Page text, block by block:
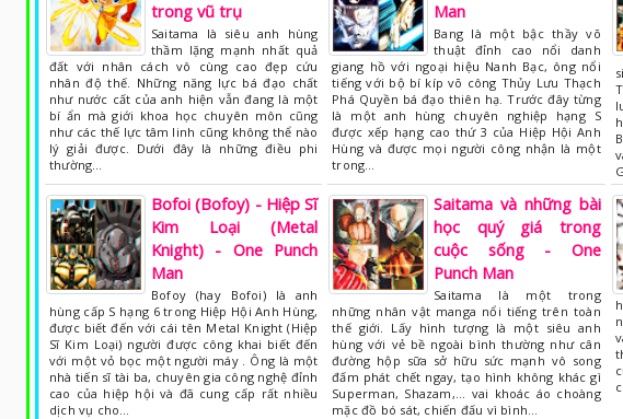
trong vũ trụ
Saitama là siêu anh hùng
thầm lặng mạnh nhất quả
đất với nhân cách vô cùng cao đẹp cứu
nhân độ thế. Những năng lực bá đạo chất
như nước cất của anh hiện vẫn đang là một
bí ẩn mà giới khoa học chuyên môn cũng
như các thế lực tâm linh cũng không thể nào
lý giải được. Dưới đây là những điều phi
thường…
Man
Bang là một bậc thầy võ
thuật đỉnh cao nổi danh
giang hồ với ngoại hiệu Nanh Bạc, ông nổi
tiếng với bộ bí kíp võ công Thủy Lưu Thạch
Phá Quyền bá đạo thiên hạ. Trước đây từng
là một anh hùng chuyên nghiệp hạng S
được xếp hạng cao thứ 3 của Hiệp Hội Anh
Hùng và được mọi người công nhận là một
trong…
Bofoi (Bofoy) - Hiệp Sĩ
Kim Loại (Metal
Knight) - One Punch
Man
Bofoy (hay Bofoi) là anh
hùng cấp S hạng 6 trong Hiệp Hội Anh Hùng,
được biết đến với cái tên Metal Knight (Hiệp
Sĩ Kim Loại) người được công khai biết đến
với một vỏ bọc một người máy . Ông là một
nhà tiến sĩ tài ba, chuyên gia công nghệ đỉnh
cao của hiệp hội và đã cung cấp rất nhiều
dịch vụ cho…
Saitama và những bài
học quý giá trong
cuộc sống - One
Punch Man
Saitama là một trong
những nhân vật manga nổi tiếng trên toàn
thế giới. Lấy hình tượng là một siêu anh
hùng với vẻ bề ngoài bình thường như cân
đường hộp sữa sở hữu sức mạnh vô song
đấm phát chết ngay, tạo hình không khác gì
Superman, Shazam,... vai khoác áo choàng
mặc đồ bó sát, chiến đấu vì bình…